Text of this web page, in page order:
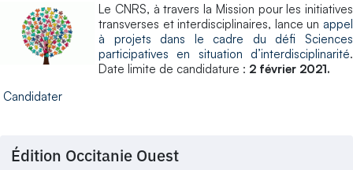
​Le CNRS, à travers la Mission pour les initiatives
transverses et interdisciplinaires, lance un appel
à projets dans le cadre du défi Sciences
participatives en situation d’interdisciplinarité.
Date limite de candidature : 2 février 2021.
Candidater
Édition Occitanie Ouest